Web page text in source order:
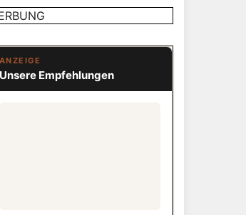
ANZEIGE
Unsere Empfehlungen